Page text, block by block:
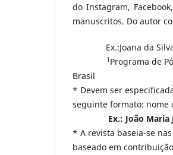
do Instagram,
manuscritos. Do autor
Ex.:Joana da
1 Programa de
Brasil
* Devem ser
seguinte formato: nome
Ex.: João Maria
* A revista baseia-se
baseado em